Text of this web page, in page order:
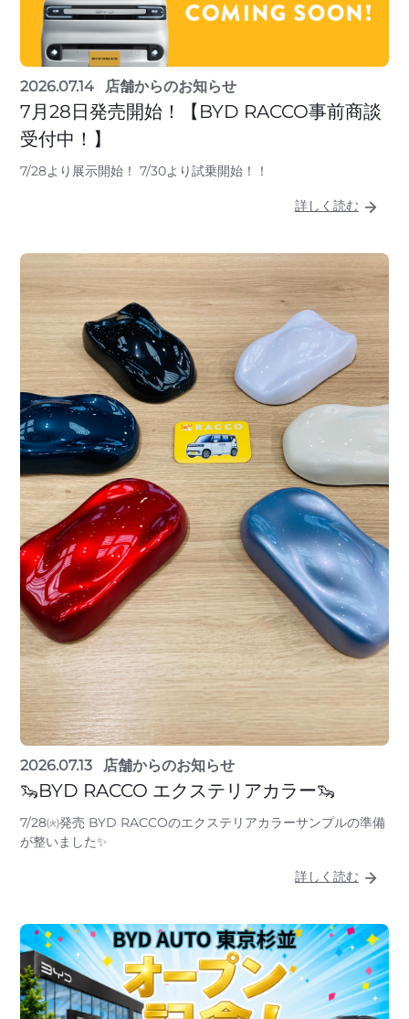
2026.07.14 店舗からのお知らせ
7月28日発売開始！【BYD RACCO事前商談
受付中！】
7/28より展示開始！ 7/30より試乗開始！！
詳しく読む
2026.07.13 店舗からのお知らせ
🦦BYD RACCO エクステリアカラー🦦
7/28㈫発売 BYD RACCOのエクステリアカラーサンプルの準備
が整いました✨
詳しく読む